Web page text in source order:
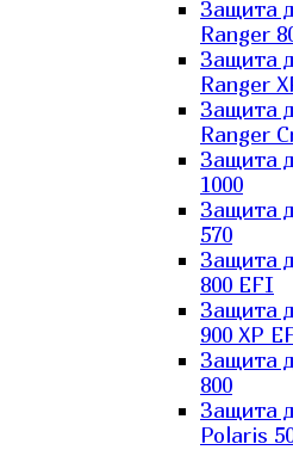
Защита
Ranger
Защита
Ranger
Защита
Ranger
Защита
1000
Защита
570
Защита
800 EFI
Защита
900 XP
Защита
800
Защита
Polaris